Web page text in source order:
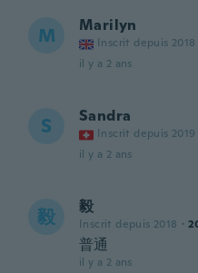
M Marilyn
Inscrit depuis 2018
il y a 2 ans
S Sandra
Inscrit depuis 2019
il y a 2 ans
毅 毅
Inscrit depuis 2018 ·
普通
il y a 2 ans